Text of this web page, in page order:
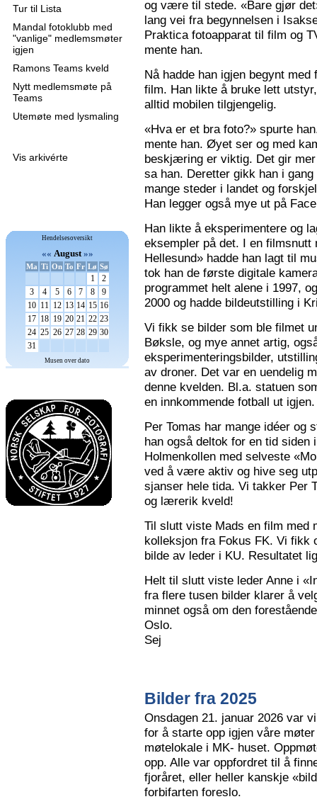
Tur til Lista
Mandal fotoklubb med
"vanlige" medlemsmøter
igjen
Ramons Teams kveld
Nytt medlemsmøte på
Teams
Utemøte med lysmaling
Vis arkivérte
Hendelsesoversikt
«« August»»
Ma Ti On To Fr Lø Sø
1
2
3
4 5 6 7 8
9
10 11 12 13 14 15 16
17 18 19 20 21 22 23
24 25 26 27 28 29 30
31
Musen over dato
og være til stede. «Bare gjør
lang vei fra begynnelsen i
Praktica fotoapparat til film og
mente han.
Nå hadde han igjen begynt
film. Han likte å bruke lett
alltid mobilen tilgjengelig.
«Hva er et bra foto?» spurte
mente han. Øyet ser og med
beskjæring er viktig. Det gir
sa han. Deretter gikk han i
mange steder i landet og
Han legger også mye ut på
Han likte å eksperimentere og
eksempler på det. I en filmsnutt
Hellesund» hadde han lagt til
tok han de første digitale
programmet helt alene i 1997,
2000 og hadde bildeutstilling i
Vi fikk se bilder som ble filmet
Bøksle, og mye annet artig,
eksperimenteringsbilder,
av droner. Det var en uendelig
denne kvelden. Bl.a. statuen
en innkommende fotball ut igjen.
Per Tomas har mange idéer og
han også deltok for en tid siden
Holmenkollen med selveste
ved å være aktiv og hive seg
sjanser hele tida. Vi takker Per
og lærerik kveld!
Til slutt viste Mads en film med
kolleksjon fra Fokus FK. Vi fikk
bilde av leder i KU. Resultatet
Helt til slutt viste leder Anne i
fra flere tusen bilder klarer å
minnet også om den
Oslo.
Sej
Bilder fra 2025
Onsdagen 21. januar 2026 var
for å starte opp igjen våre
møtelokale i MK- huset.
opp. Alle var oppfordret til å
fjoråret, eller heller kanskje
forbifarten foreslo.